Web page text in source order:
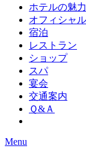
ホテルの魅力
オフィシャ
宿泊
レストラン
ショップ
スパ
宴会
交通案内
Ｑ&Ａ
Menu